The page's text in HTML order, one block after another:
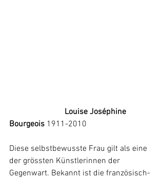
Louise Joséphine
Bourgeois 1911-2010
Diese selbstbewusste Frau gilt als eine
der grössten Künstlerinnen der
Gegenwart. Bekannt ist die französisch-